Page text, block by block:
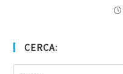
CERCA: